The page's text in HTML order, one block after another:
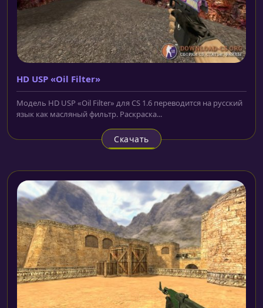
HD USP «Oil Filter»
Модель HD USP «Oil Filter» для CS 1.6 переводится на русский
язык как масляный фильтр. Раскраска...
Скачать